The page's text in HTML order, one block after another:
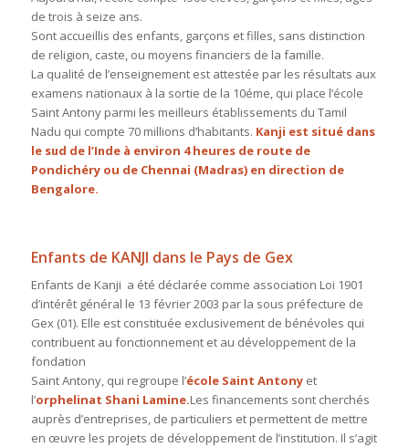
de trois à seize ans.
Sont accueillis des enfants, garçons et filles, sans distinction
de religion, caste, ou moyens financiers de la famille.
La qualité de l’enseignement est attestée par les résultats aux
examens nationaux à la sortie de la 10éme, qui place l’école
Saint Antony parmi les meilleurs établissements du Tamil
Nadu qui compte 70 millions d’habitants. Kanji est situé dans
le sud de l’Indeà environ 4 heures de route de
Pondichéry ou de Chennai (Madras) en direction de
Bengalore.
Enfants de KANJI dans le Pays de Gex
Enfants de Kanji a été déclarée comme association Loi 1901
d’intérêt général le 13 février 2003 par la sous préfecture de
Gex (01). Elle est constituée exclusivement de bénévoles qui
contribuent au fonctionnement et au développement de la
fondation
Saint Antony, qui regroupe l’école Saint Antonyet
l’orphelinat Shani Lamine.Les financements sont cherchés
auprès d’entreprises, de particuliers et permettent de mettre
en œuvre les projets de développement de l’institution. Il s’agit